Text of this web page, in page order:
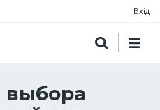
Вхід
выбора